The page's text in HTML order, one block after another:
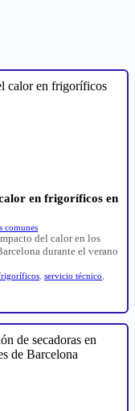
en frigoríficos en
comunes
del calor en los
durante el verano
servicio técnico